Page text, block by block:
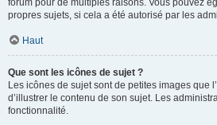
forum pour de multiples raisons. Vous pouvez
propres sujets, si cela a été autorisé par les
Haut
Que sont les icônes de sujet ?
Les icônes de sujet sont de petites images que
d’illustrer le contenu de son sujet. Les
fonctionnalité.